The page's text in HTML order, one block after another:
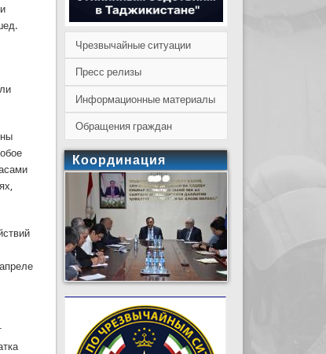
Чрезвычайные ситуации
Пресс релизы
Информационные материалы
Обращения граждан
Координация